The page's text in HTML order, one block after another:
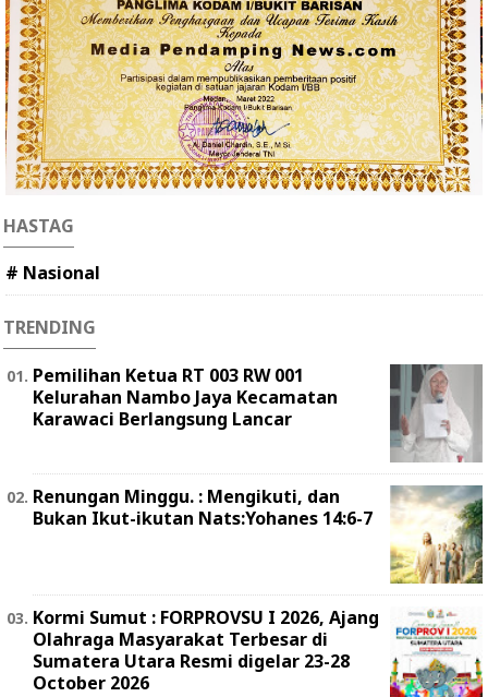
HASTAG
# Nasional
TRENDING
Pemilihan Ketua RT 003 RW 001
Kelurahan Nambo Jaya Kecamatan
Karawaci Berlangsung Lancar
Renungan Minggu. : Mengikuti, dan
Bukan Ikut-ikutan Nats:Yohanes 14:6-7
Kormi Sumut : FORPROVSU I 2026, Ajang
Olahraga Masyarakat Terbesar di
Sumatera Utara Resmi digelar 23-28
October 2026